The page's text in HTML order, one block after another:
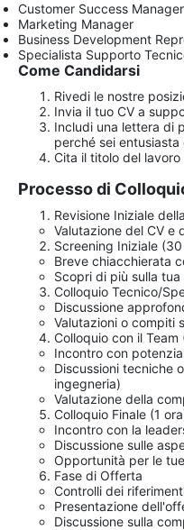
Customer Success Manager
Marketing Manager
Business Development
Specialista Supporto
Come Candidarsi
Rivedi le nostre
Invia il tuo CV a
Includi una lettera di
perché sei entusiasta
Cita il titolo del
Processo di
Revisione Iniziale
Valutazione del CV e
Screening Iniziale
Breve chiacchierata
Scopri di più sulla
Colloquio Tecnico/
Discussione
Valutazioni o compiti
Colloquio con il Team
Incontro con
Discussioni tecniche
ingegneria)
Valutazione della
Colloquio Finale (1
Incontro con la
Discussione sulle
Opportunità per le
Fase di Offerta
Controlli dei
Presentazione
Discussione sulla